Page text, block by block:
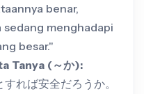
benar,
sedang menghadapi
besar."
Tanya (～か):
れば安全だろうか。